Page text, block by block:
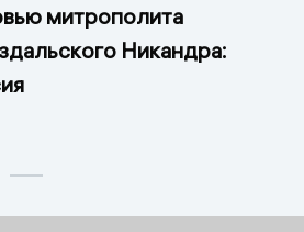
митрополита
Никандра: